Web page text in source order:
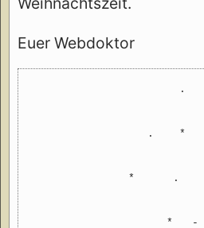
Euer Webdoktor
.
.    *
*      .
*